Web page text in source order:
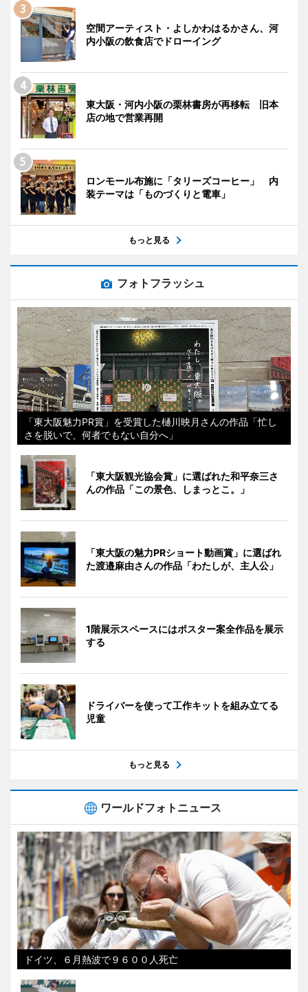
空間アーティスト・よしかわはるかさん、河
内小阪の飲食店でドローイング
東大阪・河内小阪の栗林書房が再移転 旧本
店の地で営業再開
ロンモール布施に「タリーズコーヒー」 内
装テーマは「ものづくりと電車」
もっと見る
フォトフラッシュ
「東大阪魅力PR賞」を受賞した樋川映月さんの作品「忙し
さを脱いで、何者でもない自分へ」
「東大阪観光協会賞」に選ばれた和平奈三さ
んの作品「この景色、しまっとこ。」
「東大阪の魅力PRショート動画賞」に選ばれ
た渡邉麻由さんの作品「わたしが、主人公」
1階展示スペースにはポスター案全作品を展示
する
ドライバーを使って工作キットを組み立てる
児童
もっと見る
ワールドフォトニュース
ドイツ、６月熱波で９６００人死亡